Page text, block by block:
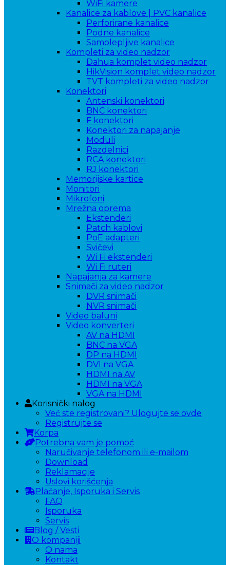
WiFi kamere
Kanalice za kablove | PVC kanalice
Perforirane kanalice
Podne kanalice
Samolepljive kanalice
Kompleti za video nadzor
Dahua komplet video nadzor
HikVision komplet video nadzor
TVT kompleti za video nadzor
Konektori
Antenski konektori
BNC konektori
F konektori
Konektori za napajanje
Moduli
Razdelnici
RCA konektori
RJ konektori
Memorijske kartice
Monitori
Mikrofoni
Mrežna oprema
Ekstenderi
Patch kablovi
PoE adapteri
Svičevi
Wi Fi ekstenderi
Wi Fi ruteri
Napajanja za kamere
Snimači za video nadzor
DVR snimači
NVR snimači
Video baluni
Video konverteri
AV na HDMI
BNC na VGA
DP na HDMI
DVI na VGA
HDMI na AV
HDMI na VGA
VGA na HDMI
Korisnički nalog
Već ste registrovani? Ulogujte se ovde
Registrujte se
Korpa
Potrebna vam je pomoć
Naručivanje telefonom ili e-mailom
Download
Reklamacije
Uslovi korišćenja
Plaćanje, Isporuka i Servis
FAQ
Isporuka
Servis
Blog / Vesti
O kompaniji
O nama
Kontakt